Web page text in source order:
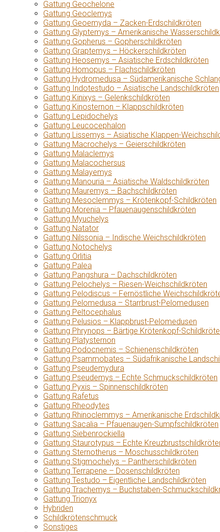
Gattung Geochelone
Gattung Geoclemys
Gattung Geoemyda – Zacken-Erdschildkröten
Gattung Glyptemys – Amerikanische
Gattung Gopherus – Gopherschildkröten
Gattung Graptemys – Höckerschildkröten
Gattung Heosemys – Asiatische Erdschildkröten
Gattung Homopus – Flachschildkröten
Gattung Hydromedusa – Südamerikanische
Gattung Indotestudo – Asiatische Landschildkröten
Gattung Kinixys – Gelenkschildkröten
Gattung Kinosternon – Klappschildkröten
Gattung Lepidochelys
Gattung Leucocephalon
Gattung Lissemys – Asiatische Klappen-
Gattung Macrochelys – Geierschildkröten
Gattung Malaclemys
Gattung Malacochersus
Gattung Malayemys
Gattung Manouria – Asiatische Waldschildkröten
Gattung Mauremys – Bachschildkröten
Gattung Mesoclemmys – Krötenkopf-Schildkröten
Gattung Morenia – Pfauenaugenschildkröten
Gattung Myuchelys
Gattung Natator
Gattung Nilssonia – Indische Weichschildkröten
Gattung Notochelys
Gattung Orlitia
Gattung Palea
Gattung Pangshura – Dachschildkröten
Gattung Pelochelys – Riesen-Weichschildkröten
Gattung Pelodiscus – Fernöstliche
Gattung Pelomedusa – Starrbrust-Pelomedusen
Gattung Peltocephalus
Gattung Pelusios – Klappbrust-Pelomedusen
Gattung Phrynops – Bärtige Krötenkopf-
Gattung Platysternon
Gattung Podocnemis – Schienenschildkröten
Gattung Psammobates – Südafrikanische
Gattung Pseudemydura
Gattung Pseudemys – Echte Schmuckschildkröten
Gattung Pyxis – Spinnenschildkröten
Gattung Rafetus
Gattung Rheodytes
Gattung Rhinoclemmys – Amerikanische
Gattung Sacalia – Pfauenaugen-Sumpfschildkröten
Gattung Siebenrockiella
Gattung Staurotypus – Echte
Gattung Sternotherus – Moschusschildkröten
Gattung Stigmochelys – Pantherschildkröten
Gattung Terrapene – Dosenschildkröten
Gattung Testudo – Eigentliche Landschildkröten
Gattung Trachemys – Buchstaben-
Gattung Trionyx
Hybriden
Schildkrötenschmuck
Sonstiges